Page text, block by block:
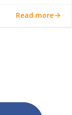
Read more